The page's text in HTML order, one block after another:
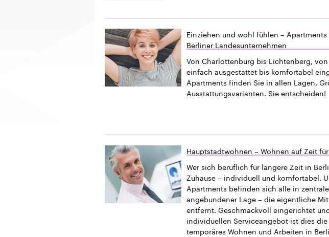
Einziehen und wohl fühlen –
Berliner Landesunternehmen
Von Charlottenburg bis Lichtenberg,
einfach ausgestattet bis komfortabel
Apartments finden Sie in allen Lagen,
Ausstattungsvarianten. Sie entscheiden!
Hauptstadtwohnen – Wohnen auf Zeit
Wer sich beruflich für längere Zeit in
Zuhause – individuell und komfortabel.
Apartments befinden sich alle in
angebundener Lage – die eigentliche
entfernt. Geschmackvoll eingerichtet
individuellen Serviceangebot ist dies die
temporäres Wohnen und Arbeiten in